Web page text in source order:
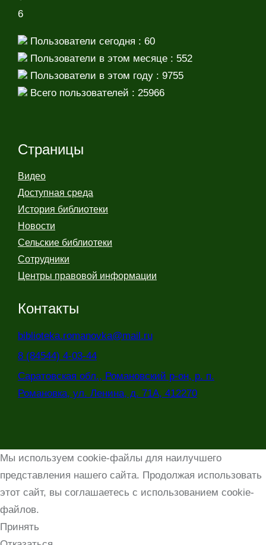
6
Пользователи сегодня : 60
Пользователи в этом месяце : 552
Пользователи в этом году : 9755
Всего пользователей : 25966
Страницы
Видео
Доступная среда
История библиотеки
Новости
Сельские библиотеки
Сотрудники
Центры правовой информации
Контакты
biblioteka.romanovka@mail.ru
8 (84544) 4-03-44
Саратовская обл., Романовский р-он, р. п.
Романовка, ул. Ленина, д. 71А, 412270
Мы используем cookie-файлы для наилучшего
представления нашего сайта. Продолжая использовать
этот сайт, вы соглашаетесь с использованием cookie-
файлов.
Принять